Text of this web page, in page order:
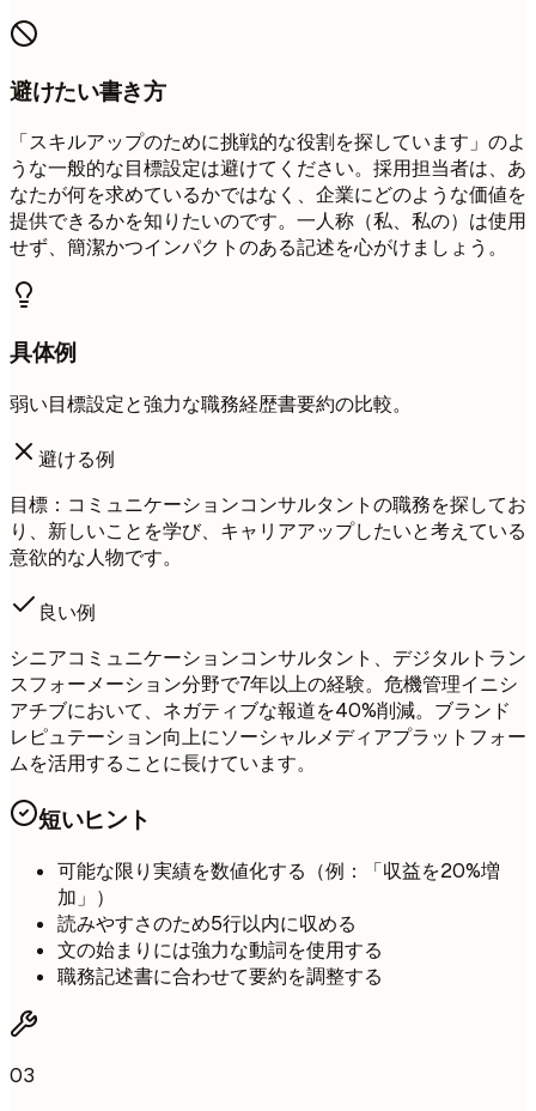
避けたい書き方
「スキルアップのために挑戦的な役割を探しています」のよ
うな一般的な目標設定は避けてください。採用担当者は、あ
なたが何を求めているかではなく、企業にどのような価値を
提供できるかを知りたいのです。一人称（私、私の）は使用
せず、簡潔かつインパクトのある記述を心がけましょう。
具体例
弱い目標設定と強力な職務経歴書要約の比較。
避ける例
目標：コミュニケーションコンサルタントの職務を探してお
り、新しいことを学び、キャリアアップしたいと考えている
意欲的な人物です。
良い例
シニアコミュニケーションコンサルタント、デジタルトラン
スフォーメーション分野で7年以上の経験。危機管理イニシ
アチブにおいて、ネガティブな報道を40%削減。ブランド
レピュテーション向上にソーシャルメディアプラットフォー
ムを活用することに長けています。
短いヒント
可能な限り実績を数値化する（例：「収益を20%増
加」）
読みやすさのため5行以内に収める
文の始まりには強力な動詞を使用する
職務記述書に合わせて要約を調整する
03